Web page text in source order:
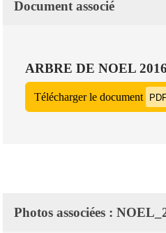
Document associé
ARBRE DE NOEL 2016
Télécharger le document
Photos associées :